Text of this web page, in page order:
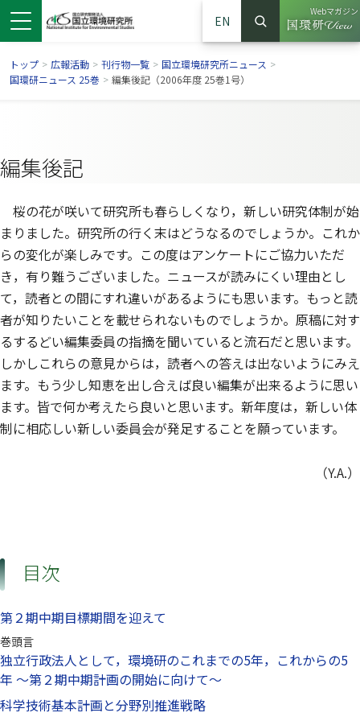
ドウで開きます）
ンドウで開きます）
ウインドウで開きます）
EN
サイト内検索
検索
Webマガジン
（別ウイ
トップ > 広報活動 > 刊行物一覧 > 国立環境研究所ニュース >
国環研ニュース 25巻 > 編集後記（2006年度 25巻1号）
編集後記
桜の花が咲いて研究所も春らしくなり，新しい研究体制が始
まりました。研究所の行く末はどうなるのでしょうか。これか
らの変化が楽しみです。この度はアンケートにご協力いただ
き，有り難うございました。ニュースが読みにくい理由とし
て，読者との間にすれ違いがあるようにも思います。もっと読
者が知りたいことを載せられないものでしょうか。原稿に対す
るするどい編集委員の指摘を聞いていると流石だと思います。
しかしこれらの意見からは，読者への答えは出ないようにみえ
ます。もう少し知恵を出し合えば良い編集が出来るように思い
ます。皆で何か考えたら良いと思います。新年度は，新しい体
制に相応しい新しい委員会が発足することを願っています。
（Y.A.）
目次
第２期中期目標期間を迎えて
巻頭言
独立行政法人として，環境研のこれまでの5年，これからの5
年 〜第２期中期計画の開始に向けて〜
科学技術基本計画と分野別推進戦略